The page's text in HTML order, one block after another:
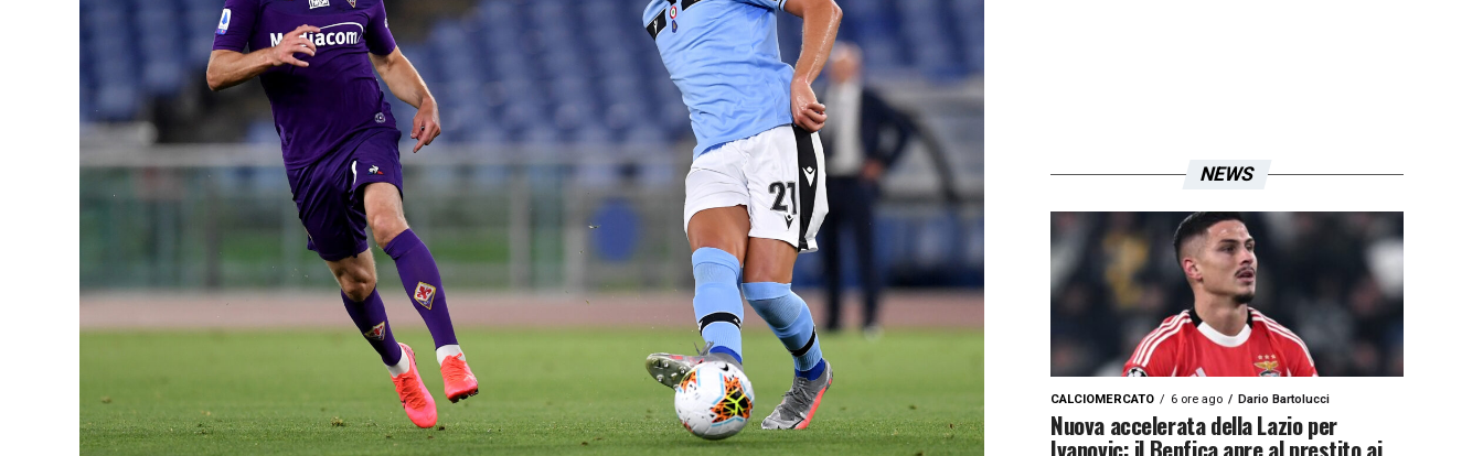
NEWS
CALCIOMERCATO 6 ore ago Dario Bartolucci
Nuova accelerata della Lazio per
Ivanovic: il Benfica apre al prestito ai